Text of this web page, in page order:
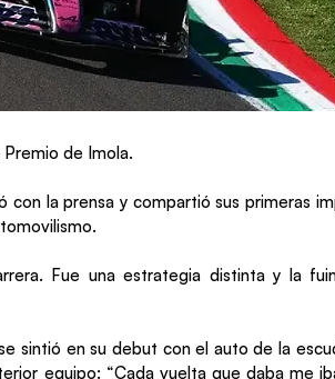
de Imola.
con la prensa y compartió sus primeras
Fue una estrategia distinta y la
sintió en su debut con el auto de la
equipo: “Cada vuelta que daba me